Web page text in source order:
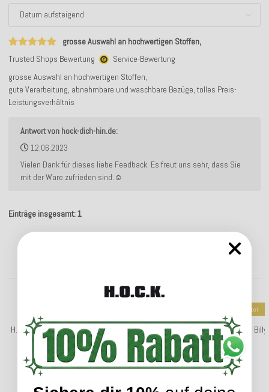
grosse Auswahl an hochwertigen Stoffen,
Trusted Shops Bewertung
Service-Bewertung
grosse Auswahl an hochwertigen Stoffen,
gute Verarbeitung, abnehmbare und waschbare Bezüge, tolles Preis-
Leistungsverhältnis
Antwort von hock-dich-hin.de:
12.06.2023
Vielen Dank für dieses liebe Feedback. Es freut uns sehr, dass Sie
mit der Ware zufrieden sind.☺️
Einträge insgesamt: 1
H.O.C.K. Billy Outdoor Sitzkissen BLISS 45x45x6cm rot nanu
29,99 €
Top bewertet
H.O.C.K.